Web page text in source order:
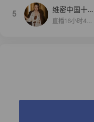
5
维密中国十周
年 与你如此
直播16小时48